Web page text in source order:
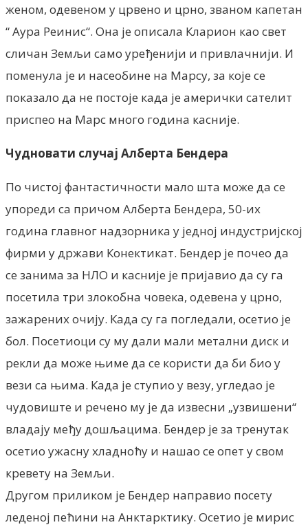
женом, одевеном у црвено и црно, званом капетан
“ Аура Реинис“. Она је описала Кларион као свет
сличан Земљи само уређенији и привлачнији. И
поменула је и насеобине на Марсу, за које се
показало да не постоје када је амерички сателит
приспео на Марс много година касније.
Чудновати случај Алберта Бендера
По чистој фантастичности мало шта може да се
упореди са причом Алберта Бендера, 50-их
година главног надзорника у једној индустријској
фирми у држави Конектикат. Бендер је почео да
се занима за НЛО и касније је пријавио да су га
посетила три злокобна човека, одевена у црно,
зажарених очију. Када су га погледали, осетио је
бол. Посетиоци су му дали мали метални диск и
рекли да може њиме да се користи да би био у
вези са њима. Када је ступио у везу, угледао је
чудовиште и речено му је да извесни „узвишени“
владају међу дошљацима. Бендер је за тренутак
осетио ужасну хладноћу и нашао се опет у свом
кревету на Земљи.
Другом приликом је Бендер направио посету
леденој пећини на Анктарктику. Осетио је мирис